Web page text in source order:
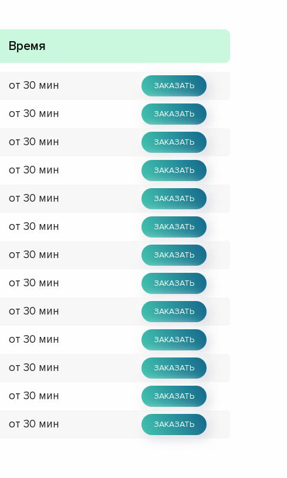
Время
от 30 мин ЗАКАЗАТЬ
от 30 мин ЗАКАЗАТЬ
от 30 мин ЗАКАЗАТЬ
от 30 мин ЗАКАЗАТЬ
от 30 мин ЗАКАЗАТЬ
от 30 мин ЗАКАЗАТЬ
от 30 мин ЗАКАЗАТЬ
от 30 мин ЗАКАЗАТЬ
от 30 мин ЗАКАЗАТЬ
от 30 мин ЗАКАЗАТЬ
от 30 мин ЗАКАЗАТЬ
от 30 мин ЗАКАЗАТЬ
от 30 мин ЗАКАЗАТЬ